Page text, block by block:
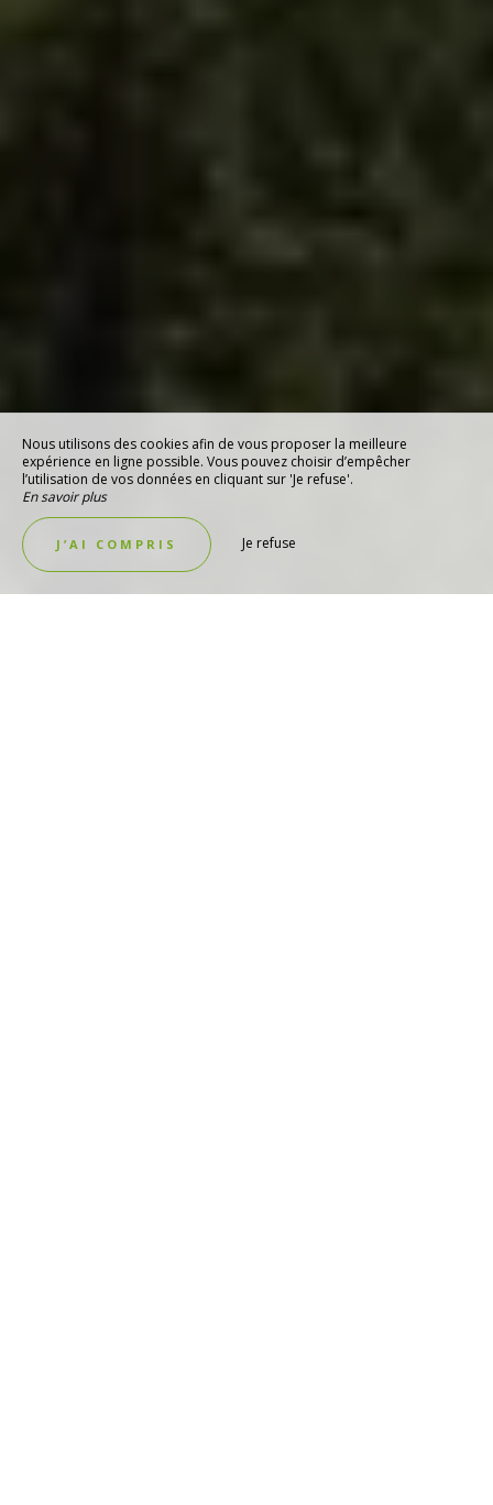
Nous utilisons des cookies afin de vous proposer la meilleure
expérience en ligne possible. Vous pouvez choisir d’empêcher
l’utilisation de vos données en cliquant sur 'Je refuse'.
En savoir plus
J’AI COMPRIS Je refuse